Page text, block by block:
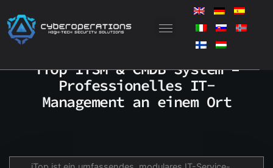
Inhalt
springen
iTop ITSM & CMDB-System –
Professionelles IT-
Management an einem Ort